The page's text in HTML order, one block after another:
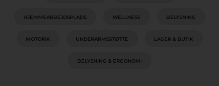
HJEMMEARBEJDSPLADS WELLNESS BELYSNING
MOTORIK UNDERARMSSTØTTE LAGER & BUTIK
BELYSNING & ERGONOMI